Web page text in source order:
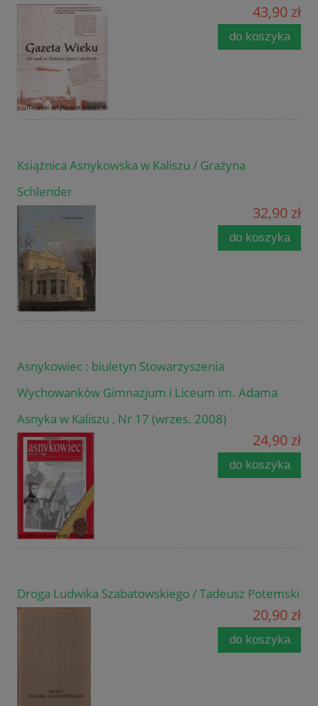
43,90 zł
do koszyka
Książnica Asnykowska w Kaliszu / Grażyna
Schlender
32,90 zł
do koszyka
Asnykowiec : biuletyn Stowarzyszenia
Wychowanków Gimnazjum i Liceum im. Adama
Asnyka w Kaliszu , Nr 17 (wrzes. 2008)
24,90 zł
do koszyka
Droga Ludwika Szabatowskiego / Tadeusz Potemski
20,90 zł
do koszyka